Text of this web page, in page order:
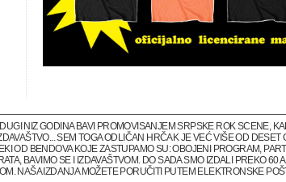
NIZ GODINA BAVI PROMOVISANJEM SRPSKE ROK SCENE,
SEM TOGA ODLIČAN HRČAK JE VEĆ VIŠE OD
OD BENDOVA KOJE ZASTUPAMO SU: OBOJENI PROGRAM,
BAVIMO SE I IZDAVAŠTVOM. DO SADA SMO IZDALI PREKO
NAŠA IZDANJA MOŽETE PORUČITI PUTEM ELEKTRONSKE